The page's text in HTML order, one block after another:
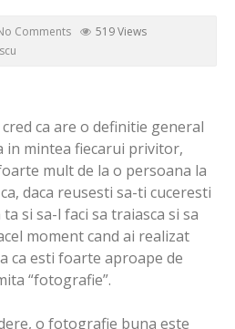
Comments
519 Views
ca are o definitie general
in mintea fiecarui privitor,
mult de la o persoana la
daca reusesti sa-ti cuceresti
si sa-l faci sa traiasca si sa
moment cand ai realizat
ca esti foarte aproape de
“fotografie”.
o fotografie buna este